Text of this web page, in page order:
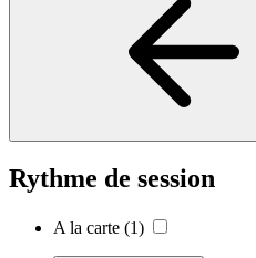
Rythme de session
A la carte (1)